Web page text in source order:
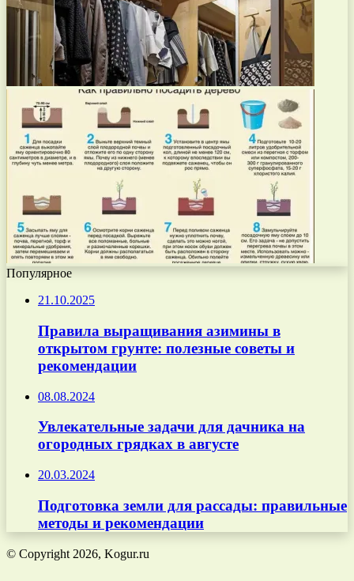
Популярное
21.10.2025
Правила выращивания азимины в
открытом грунте: полезные советы и
рекомендации
08.08.2024
Увлекательные задачи для дачника на
огородных грядках в августе
20.03.2024
Подготовка земли для рассады: правильные
методы и рекомендации
© Copyright 2026, Kogur.ru